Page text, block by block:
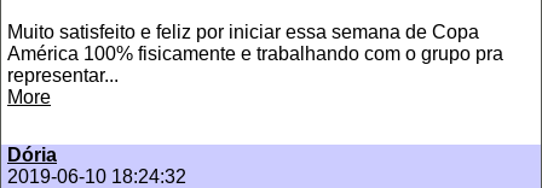
Muito satisfeito e feliz por iniciar essa semana de Copa
América 100% fisicamente e trabalhando com o grupo pra
representar...
More
Dória
2019-06-10 18:24:32